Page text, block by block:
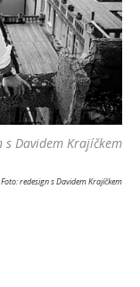
s Davidem Krajíčkem
Foto: redesign s Davidem Krajíčkem